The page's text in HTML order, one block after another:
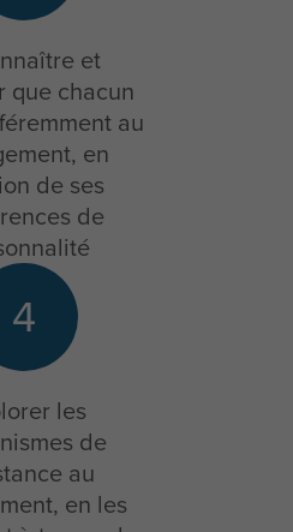
et
que chacun
au
en
de ses
de
4
les
de
au
en les